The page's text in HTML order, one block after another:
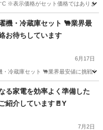
※表示価格がセット価格ではありま
機・冷蔵庫セット 🐫業界最
お待ちしています
6月17日
冷蔵庫セット 🐫業界最安値に挑戦
横浜市 キッチン家電
る家電を効率よく準備した
紹介しています🚪Y
7月2日